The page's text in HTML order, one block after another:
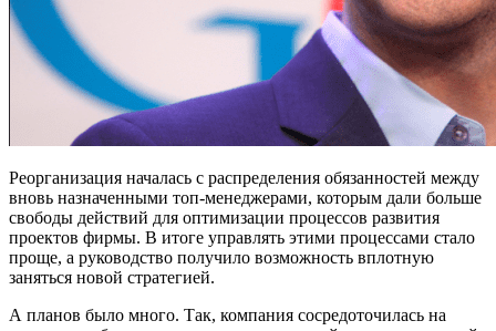
Реорганизация началась с распределения обязанностей между
вновь назначенными топ-менеджерами, которым дали больше
свободы действий для оптимизации процессов развития
проектов фирмы. В итоге управлять этими процессами стало
проще, а руководство получило возможность вплотную
заняться новой стратегией.
А планов было много. Так, компания сосредоточилась на